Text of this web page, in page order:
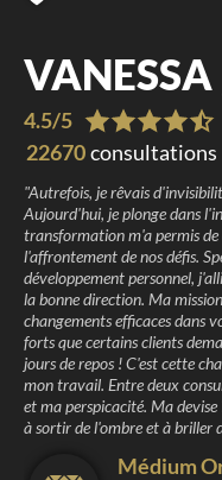
VANESSA
4.5/5
22670consultations
"Autrefois, je rêvais
Aujourd'hui, je plonge dans
transformation m'a permis de
l'affrontement de nos défis.
développement personnel,
la bonne direction. Ma
changements efficaces dans
forts que certains clients
jours de repos ! C'est cette
mon travail. Entre deux
et ma perspicacité. Ma
à sortir de l'ombre et à briller
Médium